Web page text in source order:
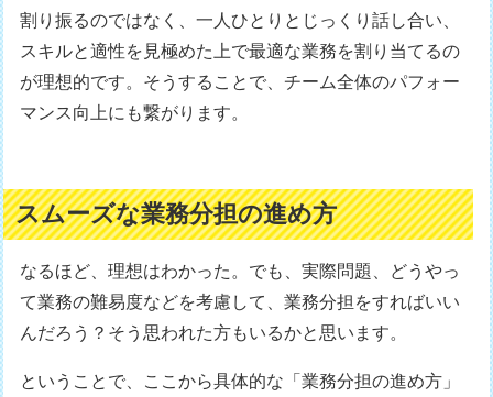
割り振るのではなく、一人ひとりとじっくり話し合い、
スキルと適性を見極めた上で最適な業務を割り当てるの
が理想的です。そうすることで、チーム全体のパフォー
マンス向上にも繋がります。
スムーズな業務分担の進め方
なるほど、理想はわかった。でも、実際問題、どうやっ
て業務の難易度などを考慮して、業務分担をすればいい
んだろう？そう思われた方もいるかと思います。
ということで、ここから具体的な「業務分担の進め方」